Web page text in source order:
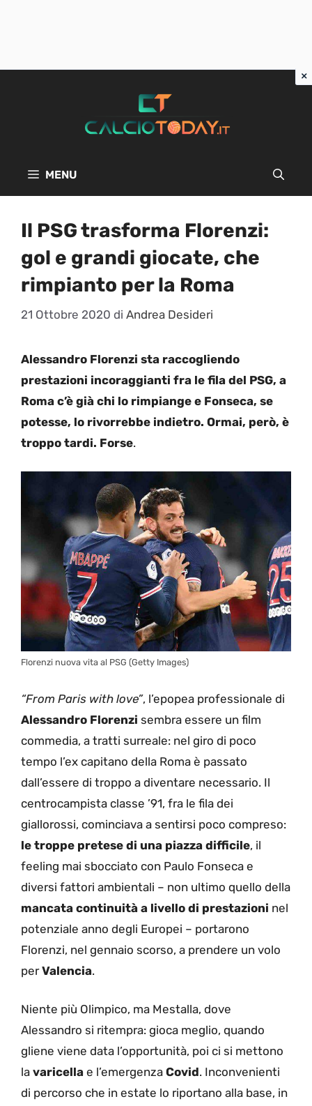
MENU
Il PSG trasforma Florenzi:
gol e grandi giocate, che
rimpianto per la Roma
21 Ottobre 2020 di Andrea Desideri
Alessandro Florenzi sta raccogliendo
prestazioni incoraggianti fra le fila del PSG, a
Roma c’è già chi lo rimpiange e Fonseca, se
potesse, lo rivorrebbe indietro. Ormai, però, è
troppo tardi. Forse.
Florenzi nuova vita al PSG (Getty Images)
“From Paris with love”, l’epopea professionale di
Alessandro Florenzi sembra essere un film
commedia, a tratti surreale: nel giro di poco
tempo l’ex capitano della Roma è passato
dall’essere di troppo a diventare necessario. Il
centrocampista classe ’91, fra le fila dei
giallorossi, cominciava a sentirsi poco compreso:
le troppe pretese di una piazza difficile, il
feeling mai sbocciato con Paulo Fonseca e
diversi fattori ambientali – non ultimo quello della
mancata continuità a livello di prestazioni nel
potenziale anno degli Europei – portarono
Florenzi, nel gennaio scorso, a prendere un volo
perValencia.
Niente più Olimpico, ma Mestalla, dove
Alessandro si ritempra: gioca meglio, quando
gliene viene data l’opportunità, poi ci si mettono
la varicella e l’emergenza Covid. Inconvenienti
di percorso che in estate lo riportano alla base, in